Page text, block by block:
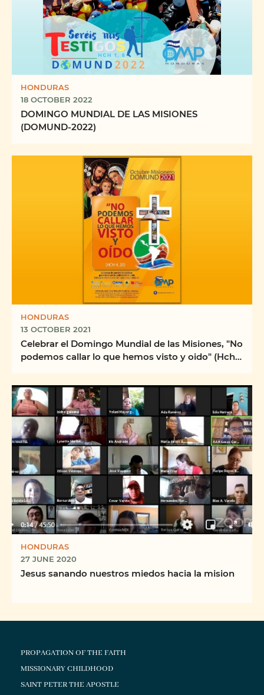
HONDURAS
18 OCTOBER 2022
DOMINGO MUNDIAL DE LAS MISIONES
(DOMUND-2022)
HONDURAS
13 OCTOBER 2021
Celebrar el Domingo Mundial de las Misiones, "No
podemos callar lo que hemos visto y oido" (Hch
HONDURAS
27 JUNE 2020
Jesus sanando nuestros miedos hacia la mision
PROPAGATION OF THE FAITH
MISSIONARY CHILDHOOD
SAINT PETER THE APOSTLE